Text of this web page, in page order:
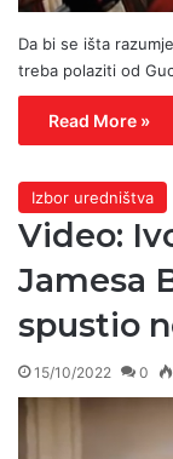
Da bi se išta
treba polaziti od
Read More »
Izbor uredništva
Video:
Jamesa
spustio
15/10/2022 0